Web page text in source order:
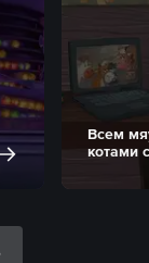
Всем
котами